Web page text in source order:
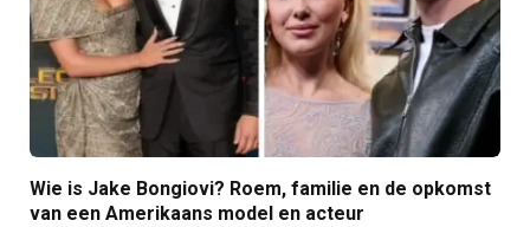
Wie is Jake Bongiovi? Roem, familie en de opkomst
van een Amerikaans model en acteur